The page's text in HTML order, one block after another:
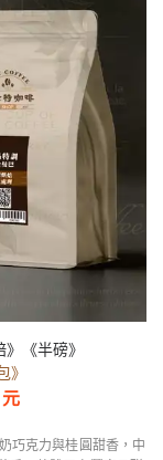
《半磅》
》
元
巧克力與桂圓甜香，中